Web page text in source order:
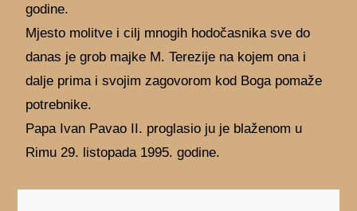
godine.
Mjesto molitve i cilj mnogih hodočasnika sve do
danas je grob majke M. Terezije na kojem ona i
dalje prima i svojim zagovorom kod Boga pomaže
potrebnike.
Papa Ivan Pavao II. proglasio ju je blaženom u
Rimu 29. listopada 1995. godine.